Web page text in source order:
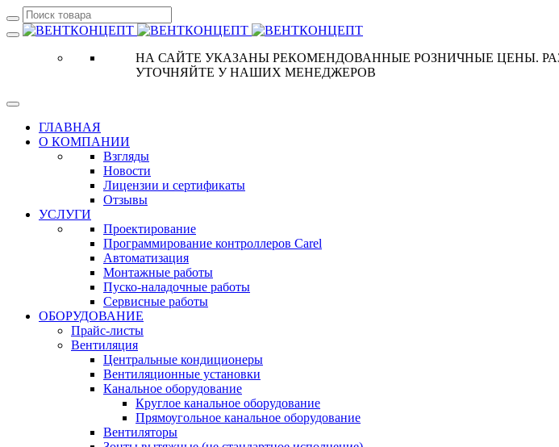
НА САЙТЕ УКАЗАНЫ РЕКОМЕНДОВАННЫЕ РОЗНИЧНЫЕ ЦЕНЫ.
УТОЧНЯЙТЕ У НАШИХ МЕНЕДЖЕРОВ
ГЛАВНАЯ
О КОМПАНИИ
Взгляды
Новости
Лицензии и сертификаты
Отзывы
УСЛУГИ
Проектирование
Программирование контроллеров Carel
Автоматизация
Монтажные работы
Пуско-наладочные работы
Сервисные работы
ОБОРУДОВАНИЕ
Прайс-листы
Вентиляция
Центральные кондиционеры
Вентиляционные установки
Канальное оборудование
Круглое канальное оборудование
Прямоугольное канальное оборудование
Вентиляторы